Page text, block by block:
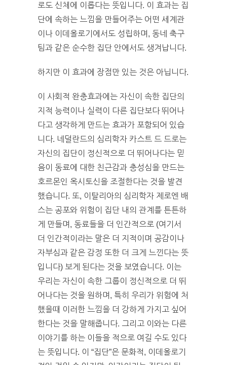
로도 신체에 이롭다는 뜻입니다. 이 효과는 집
단에 속하는 느낌을 만들어주는 어떤 세계관
이나 이데올로기에서도 성립하며, 동네 축구
팀과 같은 순수한 집단 안에서도 생겨납니다.
하지만 이 효과에 장점만 있는 것은 아닙니다.
이 사회적 완충효과에는 자신이 속한 집단의
지적 능력이나 실력이 다른 집단보다 뛰어나
다고 생각하게 만드는 효과가 포함되어 있습
니다. 네덜란드의 심리학자 카스트 드 드로는
자신의 집단이 정신적으로 더 뛰어나다는 믿
음이 동료에 대한 친근감과 충성심을 만드는
호르몬인 옥시토신을 조절한다는 것을 발견
했습니다. 또, 이탈리아의 심리학자 제로엔 배
스는 공포와 위험이 집단 내의 관계를 튼튼하
게 만들며, 동료들을 더 인간적으로 (여기서
더 인간적이라는 말은 더 지적이며 공감이나
자부심과 같은 감정 또한 더 크게 느낀다는 뜻
입니다) 보게 된다는 것을 보였습니다. 이는
우리는 자신이 속한 그룹이 정신적으로 더 뛰
어나다는 것을 원하며, 특히 우리가 위험에 처
했을때 이러한 느낌을 더 강하게 가지고 싶어
한다는 것을 말해줍니다. 그리고 이와는 다른
이야기를 하는 이들을 적으로 여길 수도 있다
는 뜻입니다. 이 “집단”은 문화적, 이데올로기